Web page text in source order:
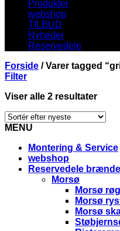
Produkter
webshop
TILBUD
Nyheder
Reservedele
Forside /Varer tagged
Filter
Viser alle 2 resultater
MENU
Montering & Service
webshop
Reservedele
Morsø
Morsø
Morsø
Morsø